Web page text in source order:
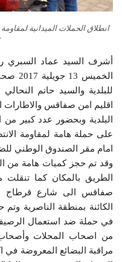
انطلاق الحملات الميدانية
أشرف السيد عماد السبري
للبلدية والسيد حاتم
اقليم امن صفاقس والاطارات
البلدية وبحضور عدد كبير من
على حملة هامة لمقاومة
امام مقر الصندوق الوطني
وقد تم حجز كميات هامة من
الطريق بالمكان كما تنقلت
الكائنة بمنطقة الناصرية
في حملة ضد استعمال
من اصحاب المحلات
مراقبة البضائع المعروضة